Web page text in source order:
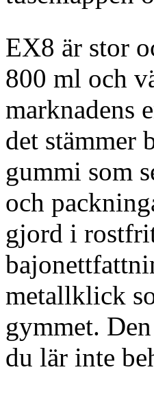
EX8 är stor
800 ml och
marknadens
det stämmer
gummi som
och
gjord i
metallklick
gymmet.
du lär inte